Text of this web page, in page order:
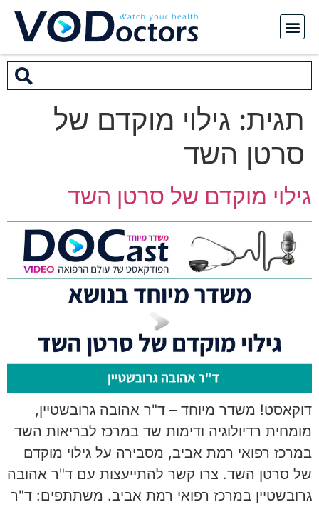
תגית: גילוי מוקדם של
סרטן השד
גילוי מוקדם של סרטן השד
דוקאסט! משדר מיוחד – ד"ר אהובה גרובשטיין,
מומחית רדיולוגיה ודימות שד במרכז לבריאות השד
במרכז רפואי רמת אביב, מסבירה על גילוי מוקדם
של סרטן השד. צרו קשר להתייעצות עם ד"ר אהובה
גרובשטיין במרכז רפואי רמת אביב. משתתפים: ד"ר